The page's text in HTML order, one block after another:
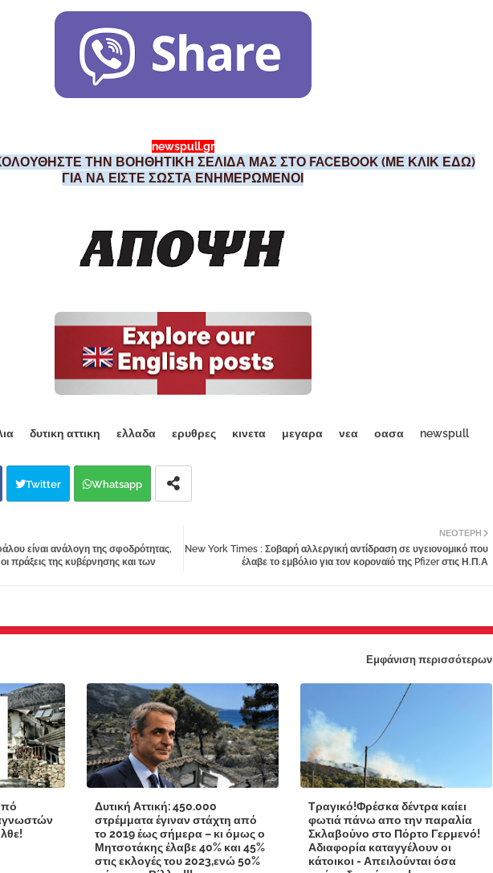
newspull.gr
ΤΗΝ ΒΟΗΘΗΤΙΚΗ ΣΕΛΙΔΑ ΜΑΣ ΣΤΟ FACEBOOK (ΜΕ ΚΛΙΚ ΕΔΩ)
ΓΙΑ ΝΑ ΕΙΣΤΕ ΣΩΣΤΑ ΕΝΗΜΕΡΩΜΕΝΟΙ
δυτικη αττικη ελλαδα ερυθρες κινετα μεγαρα νεα οασα newspull
Twitter Whatsapp
ΝΕΌΤΕΡΗ
New York Times : Σοβαρή αλλεργική αντίδραση σε υγειονομικό που
έλαβε το εμβόλιο για τον κοροναϊό της Pfizer στις Η.Π.Α
είναι ανάλογη της σφοδρότητας,
πράξεις της κυβέρνησης και των
Εμφάνιση περισσότερων
Δυτική Αττική: 450.000
στρέμματα έγιναν στάχτη από
το 2019 έως σήμερα – κι όμως ο
Μητσοτάκης έλαβε 40% και 45%
στις εκλογές του 2023,ενώ 50%
Τραγικό!Φρέσκα δέντρα καίει
φωτιά πάνω απο την παραλία
Σκλαβούνο στο Πόρτο Γερμενό!
Αδιαφορία καταγγέλουν οι
κάτοικοι - Απειλούνται όσα